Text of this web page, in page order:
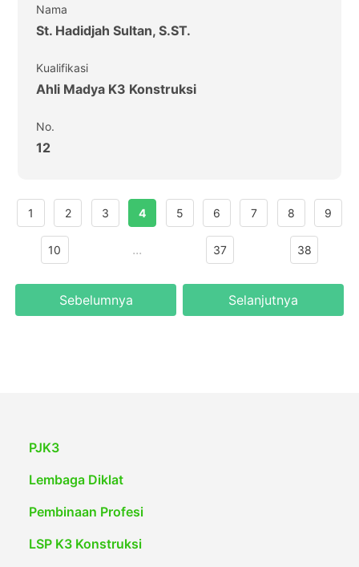
Nama
St. Hadidjah Sultan, S.ST.
Kualifikasi
Ahli Madya K3 Konstruksi
No.
12
Sebelumnya Selanjutnya
1 2 3 4 5 6 7 8 9
10 ... 37 38
PJK3
Lembaga Diklat
Pembinaan Profesi
LSP K3 Konstruksi